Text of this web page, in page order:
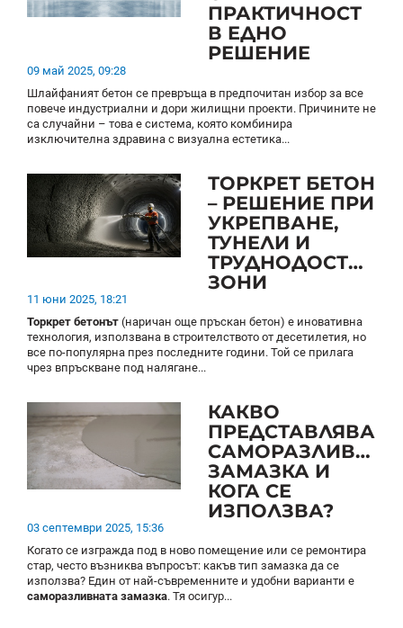
ПРАКТИЧНОСТ
В ЕДНО
РЕШЕНИЕ
09 май 2025, 09:28
Шлайфаният бетон се превръща в предпочитан избор за все
повече индустриални и дори жилищни проекти. Причините не
са случайни – това е система, която комбинира
изключителна здравина с визуална естетика...
ТОРКРЕТ БЕТОН
– РЕШЕНИЕ ПРИ
УКРЕПВАНЕ,
ТУНЕЛИ И
ЗОНИ
11 юни 2025, 18:21
Торкрет бетонът (наричан още пръскан бетон) е иновативна
технология, използвана в строителството от десетилетия, но
все по-популярна през последните години. Той се прилага
чрез впръскване под налягане...
КАКВО
ПРЕДСТАВЛЯВА
ЗАМАЗКА И
КОГА СЕ
ИЗПОЛЗВА?
03 септември 2025, 15:36
Когато се изгражда под в ново помещение или се ремонтира
стар, често възниква въпросът: какъв тип замазка да се
използва? Един от най-съвременните и удобни варианти е
саморазливната замазка. Тя осигур...